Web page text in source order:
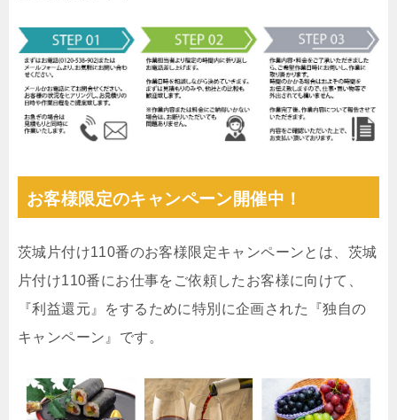
お客様限定のキャンペーン開催中！
茨城片付け110番のお客様限定キャンペーンとは、茨城
片付け110番にお仕事をご依頼したお客様に向けて、
『利益還元』をするために特別に企画された『独自の
キャンペーン』です。